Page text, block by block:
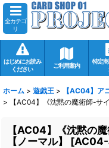
全カテゴ
リ
はじめにお読み
ください
ご利用案内
特定
ホーム > 遊戯王 >
【AC04】ア
>
【AC04】《沈黙の魔術師-サ
【AC04】《沈黙の
【ノーマル】
[